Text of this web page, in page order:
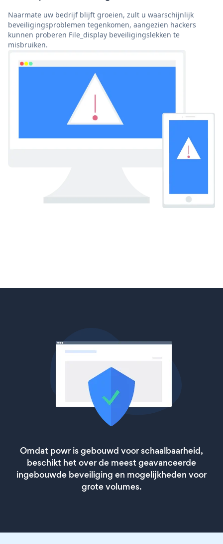
Naarmate uw bedrijf blijft groeien, zult u waarschijnlijk
beveiligingsproblemen tegenkomen, aangezien hackers
kunnen proberen File_display beveiligingslekken te
misbruiken.
Omdat powr is gebouwd voor schaalbaarheid,
beschikt het over de meest geavanceerde
ingebouwde beveiliging en mogelijkheden voor
grote volumes.